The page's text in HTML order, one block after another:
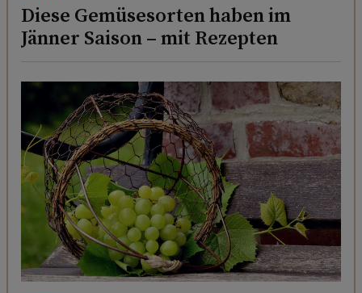
Diese Gemüsesorten haben im
Jänner Saison – mit Rezepten